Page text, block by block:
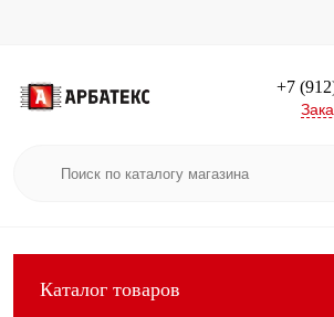
+7
Каталог товаров